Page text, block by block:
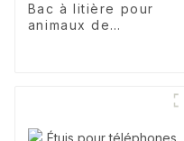
Bac à litière pour
animaux de